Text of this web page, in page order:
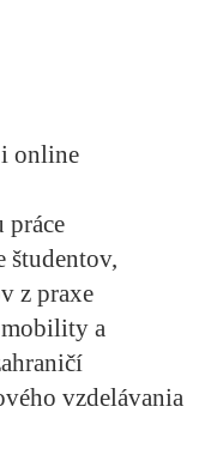
online
študentov,
z praxe
a
vzdelávania